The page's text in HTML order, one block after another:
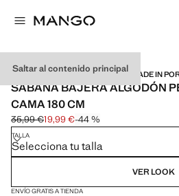
Saltar al contenido principal
ALGODÓN PERCAL / 300 HILOS / MADE IN
SÁBANA BAJERA ALGODÓN
CAMA 180 CM
Precio inicial tachado [35,99 € ]
35,99 €
Precio actual [19,99 € ]
19,99 €-44 %
Selecciona un color
TALLA
Selecciona tu talla
VER LOOK
ENVÍO GRATIS A TIENDA